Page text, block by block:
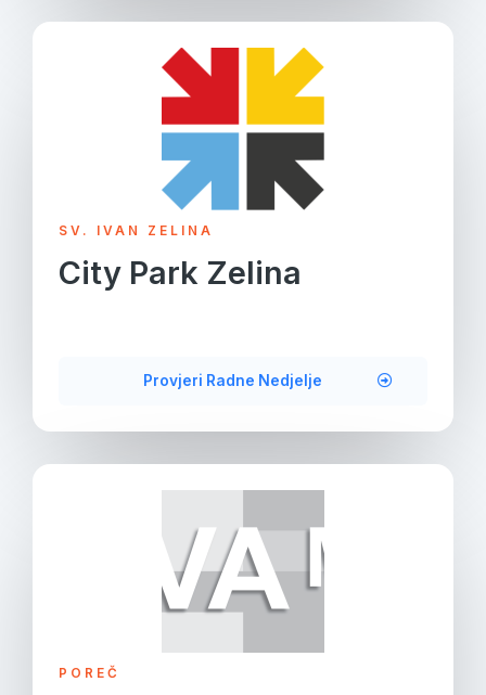
SV. IVAN ZELINA
City Park Zelina
Provjeri Radne Nedjelje
POREČ